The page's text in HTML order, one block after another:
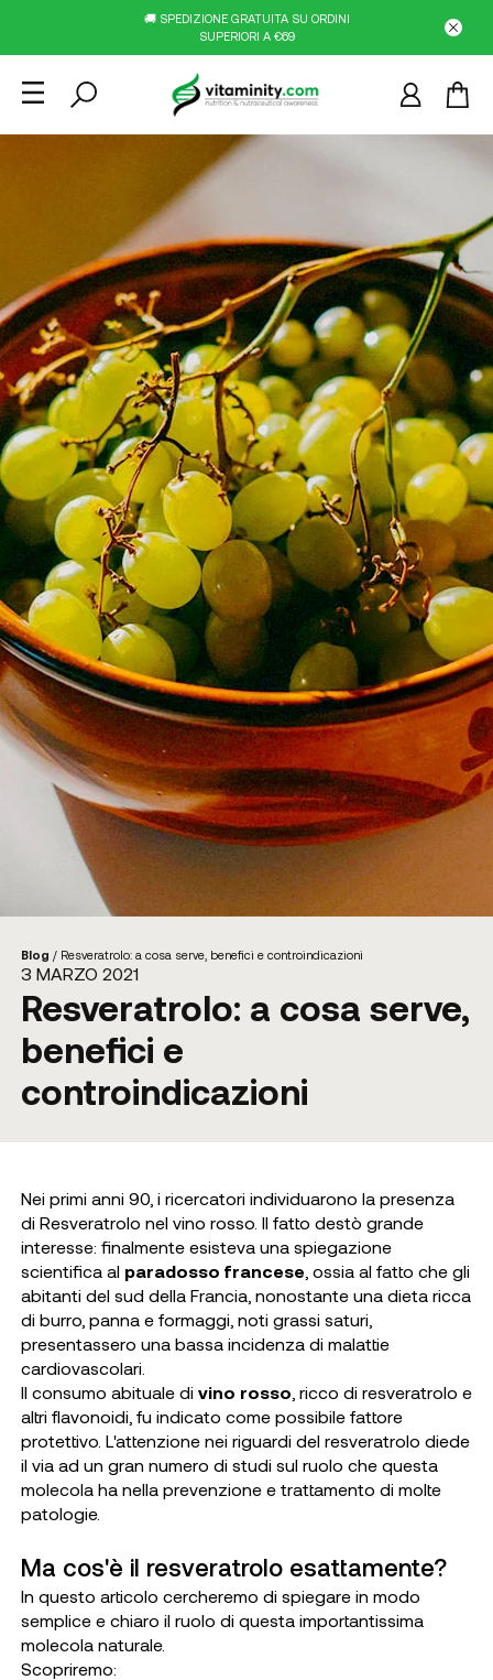
🚚 SPEDIZIONE GRATUITA SU ORDINI
SUPERIORI A €69
Blog / Resveratrolo: a cosa serve, benefici e controindicazioni
3 MARZO 2021
Resveratrolo: a cosa serve,
benefici e
controindicazioni
Nei primi anni 90, i ricercatori individuarono la presenza
di Resveratrolo nel vino rosso. Il fatto destò grande
interesse: finalmente esisteva una spiegazione
scientifica al paradosso francese , ossia al fatto che gli
abitanti del sud della Francia, nonostante una dieta ricca
di burro, panna e formaggi, noti grassi saturi,
presentassero una bassa incidenza di malattie
cardiovascolari.
Il consumo abituale di vino rosso , ricco di resveratrolo e
altri flavonoidi, fu indicato come possibile fattore
protettivo. L'attenzione nei riguardi del resveratrolo diede
il via ad un gran numero di studi sul ruolo che questa
molecola ha nella prevenzione e trattamento di molte
patologie.
Ma cos'è il resveratrolo esattamente?
In questo articolo cercheremo di spiegare in modo
semplice e chiaro il ruolo di questa importantissima
molecola naturale.
Scopriremo: